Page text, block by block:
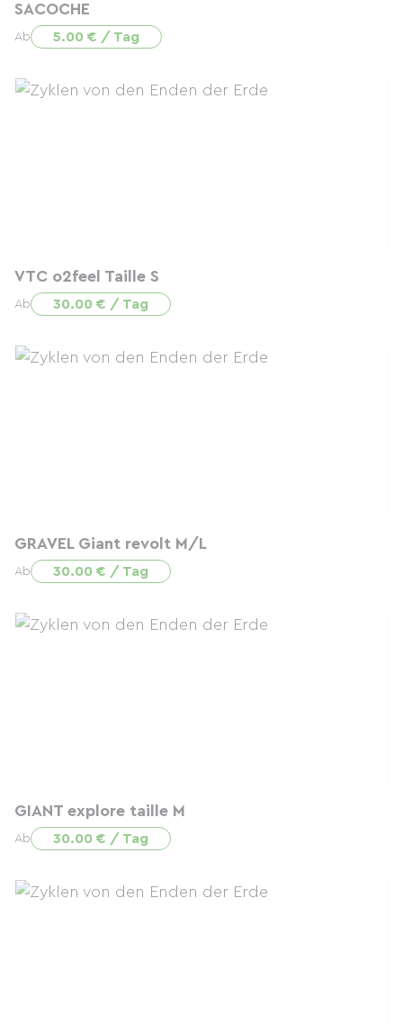
SACOCHE
Ab 5.00 € / Tag
VTC o2feel Taille S
Ab 30.00 € / Tag
GRAVEL Giant revolt M/L
Ab 30.00 € / Tag
GIANT explore taille M
Ab 30.00 € / Tag